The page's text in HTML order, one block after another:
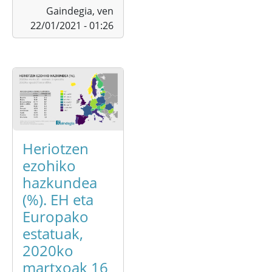
Gaindegia, ven
22/01/2021 - 01:26
Heriotzen
ezohiko
hazkundea
(%). EH eta
Europako
estatuak,
2020ko
martxoak 16